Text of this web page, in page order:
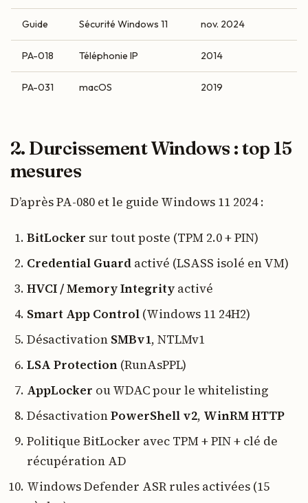
Guide Sécurité Windows 11 nov. 2024
PA-018 Téléphonie IP 2014
PA-031 macOS 2019
2. Durcissement Windows : top 15
mesures
D’après PA-080 et le guide Windows 11 2024 :
BitLocker sur tout poste (TPM 2.0 + PIN)
Credential Guard activé (LSASS isolé en VM)
HVCI / Memory Integrity activé
Smart App Control (Windows 11 24H2)
Désactivation SMBv1, NTLMv1
LSA Protection (RunAsPPL)
AppLocker ou WDAC pour le whitelisting
DésactivationPowerShell v2, WinRM HTTP
Politique BitLocker avec TPM + PIN + clé de
récupération AD
Windows Defender ASR rules activées (15